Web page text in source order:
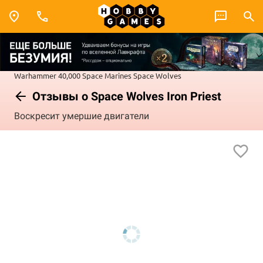
Warhammer 40,000Space MarinesSpace Wolves
Отзывы о Space Wolves Iron Priest
Воскресит умершие двигатели